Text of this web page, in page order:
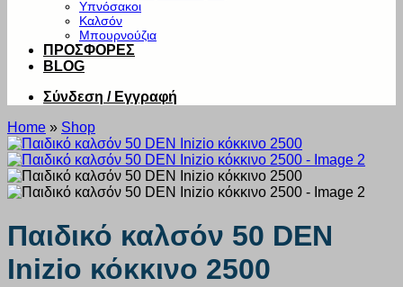
Υπνόσακοι
Καλσόν
Μπουρνούζια
ΠΡΟΣΦΟΡΕΣ
BLOG
Σύνδεση / Εγγραφή
Home » Shop
Παιδικό καλσόν 50 DEN
Inizio κόκκινο 2500